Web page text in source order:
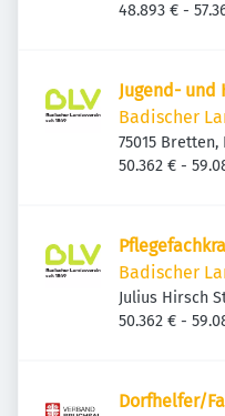
48.893 € -
Jugend-
Badischer
75015 Bretten,
50.362 € -
Badischer
Julius Hirsch
Deutschland
50.362 € -
Dorfhelfer/